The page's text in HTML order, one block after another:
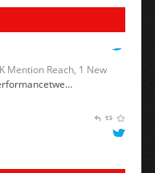
Mention Reach, 1 New
bawm3cUQjm